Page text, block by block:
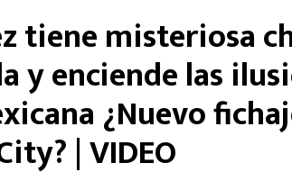
Memo Ochoa
Chino Huerta
Edson Álvarez
Santiago Giménez
Rodrigo Huescas
Sergio
André
tiene misteriosa
y enciende las
¿Nuevo
| VIDEO